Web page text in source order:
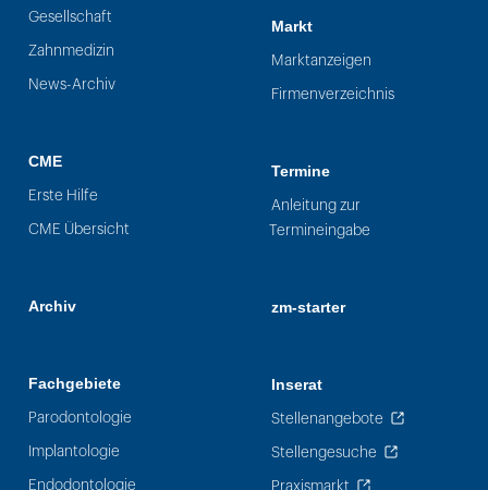
Gesellschaft
Zahnmedizin
News-Archiv
CME
Erste Hilfe
CME Übersicht
Archiv
Fachgebiete
Parodontologie
Implantologie
Endodontologie
Markt
Marktanzeigen
Firmenverzeichnis
Termine
Anleitung zur
Termineingabe
zm-starter
Inserat
Stellenangebote
Stellengesuche
Praxismarkt